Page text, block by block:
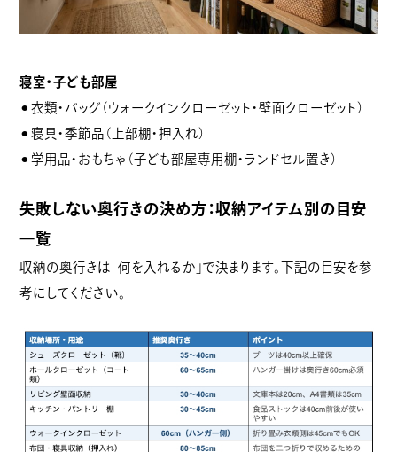
寝室・子ども部屋
⚫︎衣類・バッグ（ウォークインクローゼット・壁面クローゼット）
⚫︎寝具・季節品（上部棚・押入れ）
⚫︎学用品・おもちゃ（子ども部屋専用棚・ランドセル置き）
失敗しない奥行きの決め方：収納アイテム別の目安
一覧
収納の奥行きは「何を入れるか」で決まります。下記の目安を参
考にしてください。